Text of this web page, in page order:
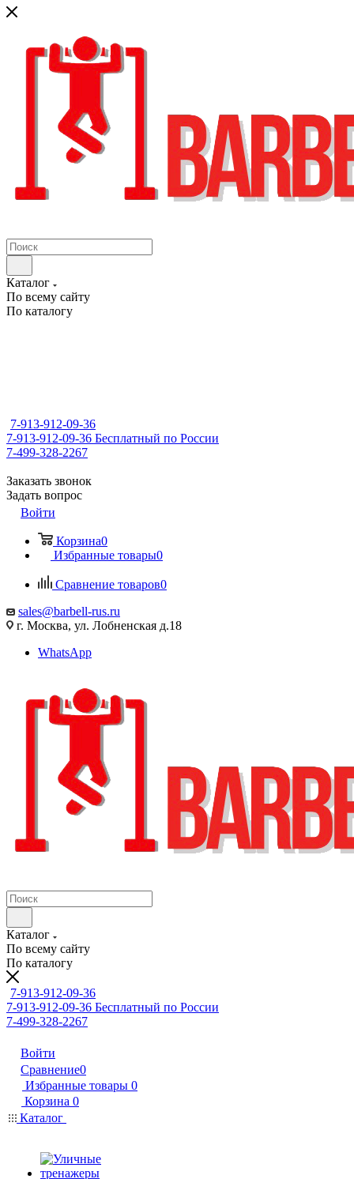
Каталог
По всему сайту
По каталогу
7-913-912-09-36
7-913-912-09-36 Бесплатный по России
7-499-328-2267
Заказать звонок
Задать вопрос
Войти
Корзина0
Избранные товары0
Сравнение товаров0
sales@barbell-rus.ru
г. Москва, ул. Лобненская д.18
WhatsApp
Каталог
По всему сайту
По каталогу
7-913-912-09-36
7-913-912-09-36 Бесплатный по России
7-499-328-2267
Войти
Сравнение0
Избранные товары 0
Корзина 0
Каталог